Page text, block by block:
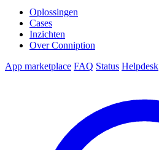
Oplossingen
Cases
Inzichten
Over Conniption
App marketplace FAQ Status Helpdesk